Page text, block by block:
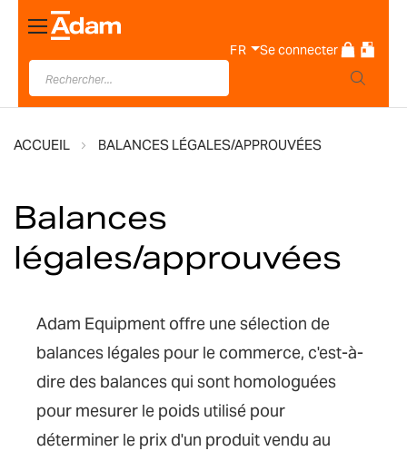
Basculer
la
navigation
FR Se connecter
ACCUEIL BALANCES LÉGALES/APPROUVÉES
Balances
légales/approuvées
Adam Equipment offre une sélection de
balances légales pour le commerce, c'est-à-
dire des balances qui sont homologuées
pour mesurer le poids utilisé pour
déterminer le prix d'un produit vendu au